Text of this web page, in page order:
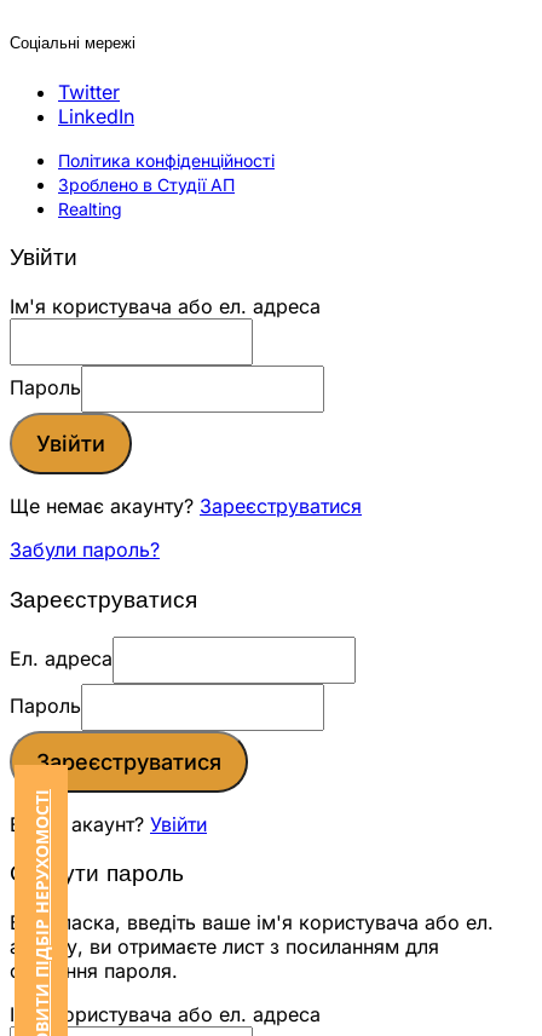
Соціальні мережі
Twitter
LinkedIn
Політика конфіденційності
Зроблено в Студії АП
Realting
ЗАМОВИТИ ПІДБІР НЕРУХОМОСТІ
Увійти
Ім'я користувача або ел. адреса
Пароль
Увійти
Ще немає акаунту? Зареєструватися
Забули пароль?
Зареєструватися
Ел. адреса
Пароль
Зареєструватися
Вже є акаунт? Увійти
Скинути пароль
Будь ласка, введіть ваше ім'я користувача або ел.
адресу, ви отримаєте лист з посиланням для
скидання пароля.
Ім'я користувача або ел. адреса